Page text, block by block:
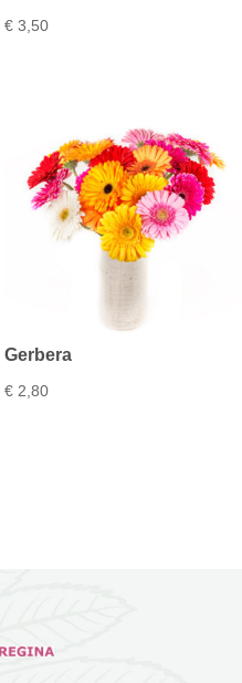
€3,50
Gerbera
€2,80